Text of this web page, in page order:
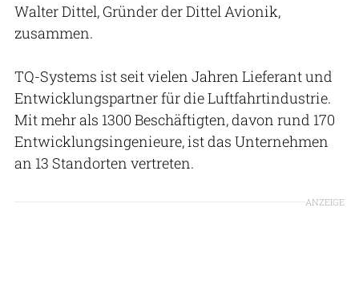
Walter Dittel, Gründer der Dittel Avionik,
zusammen.
TQ-Systems ist seit vielen Jahren Lieferant und
Entwicklungspartner für die Luftfahrtindustrie.
Mit mehr als 1300 Beschäftigten, davon rund 170
Entwicklungsingenieure, ist das Unternehmen
an 13 Standorten vertreten.
ANZEIGE